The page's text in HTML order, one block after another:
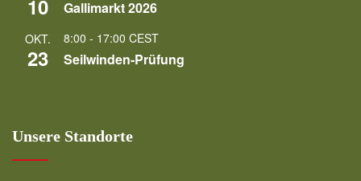
10 Gallimarkt 2026
OKT.
23
8:00 - 17:00 CEST
Seilwinden-Prüfung
Unsere Standorte